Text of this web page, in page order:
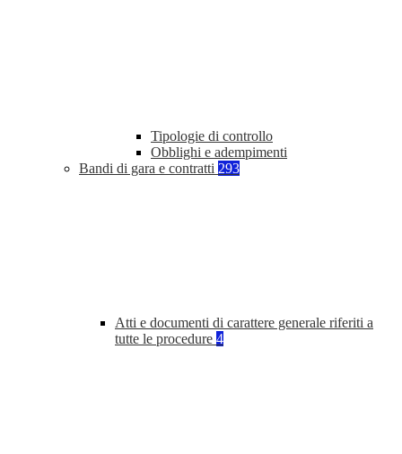
Tipologie di controllo
Obblighi e adempimenti
Bandi di gara e contratti 293
Atti e documenti di carattere generale riferiti a
tutte le procedure 4